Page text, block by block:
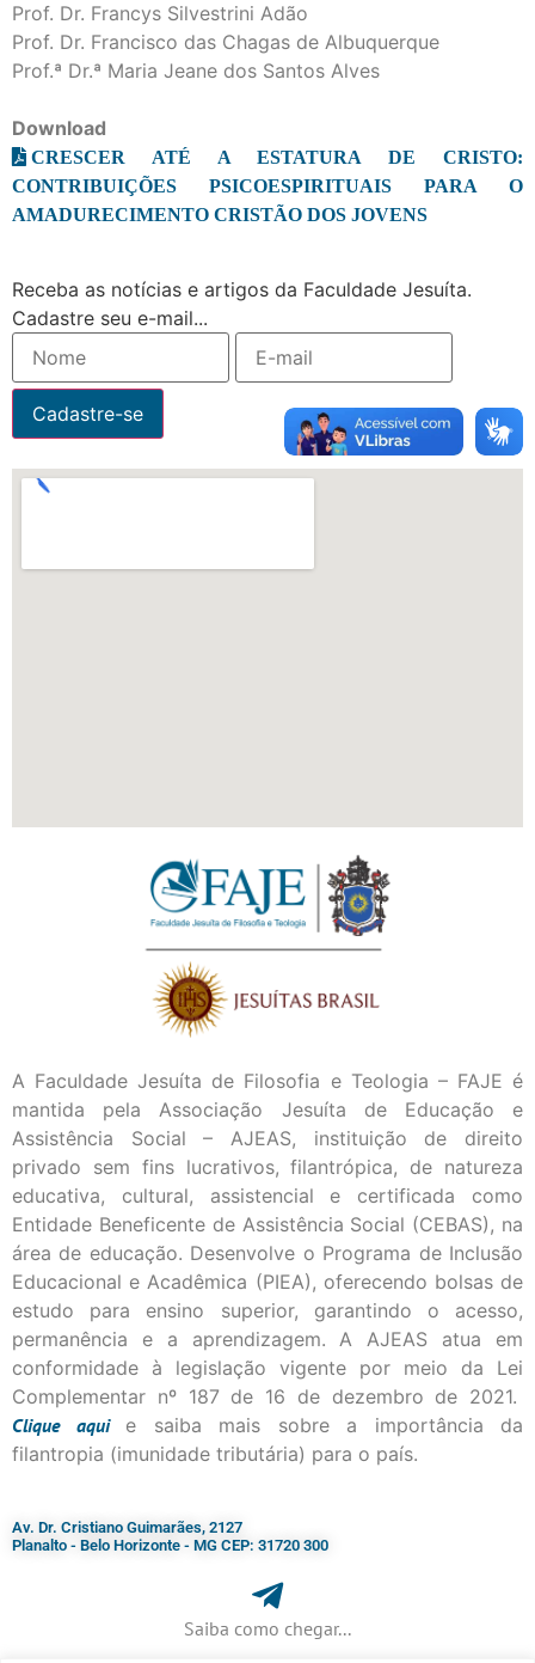
Prof. Dr. Francys Silvestrini Adão
Prof. Dr. Francisco das Chagas de Albuquerque
Prof.ª Dr.ª Maria Jeane dos Santos Alves
Download
CRESCER ATÉ A ESTATURA DE CRISTO:
CONTRIBUIÇÕES PSICOESPIRITUAIS PARA O
AMADURECIMENTO CRISTÃO DOS JOVENS
Receba as notícias e artigos da Faculdade Jesuíta.
Cadastre seu e-mail...
A Faculdade Jesuíta de Filosofia e Teologia – FAJE é
mantida pela Associação Jesuíta de Educação e
Assistência Social – AJEAS, instituição de direito
privado sem fins lucrativos, filantrópica, de natureza
educativa, cultural, assistencial e certificada como
Entidade Beneficente de Assistência Social (CEBAS), na
área de educação. Desenvolve o Programa de Inclusão
Educacional e Acadêmica (PIEA), oferecendo bolsas de
estudo para ensino superior, garantindo o acesso,
permanência e a aprendizagem. A AJEAS atua em
conformidade à legislação vigente por meio da Lei
Complementar nº 187 de 16 de dezembro de 2021.
Cliqueaqui
e saiba mais sobre a importância da
filantropia (imunidade tributária) para o país.
Av. Dr. Cristiano Guimarães, 2127
Planalto - Belo Horizonte - MG CEP: 31720 300
Saiba como chegar...